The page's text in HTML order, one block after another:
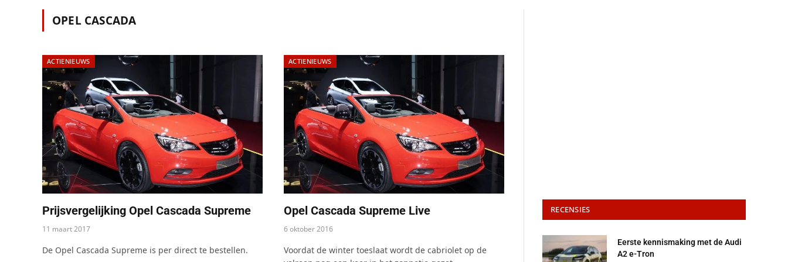
OPEL CASCADA
ACTIENIEUWS
Prijsvergelijking Opel Cascada Supreme
11 maart 2017
De Opel Cascada Supreme is per direct te bestellen.
ACTIENIEUWS
Opel Cascada Supreme Live
6 oktober 2016
Voordat de winter toeslaat wordt de cabriolet op de
RECENSIES
Eerste kennismaking met de Audi
A2 e-Tron